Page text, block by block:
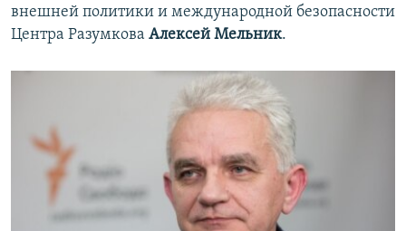
внешней политики и международной безопасности
Центра Разумкова Алексей Мельник.